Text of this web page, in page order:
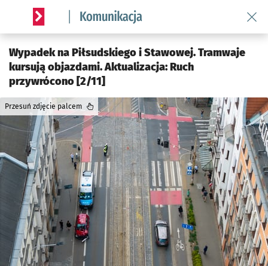
Serwis informacyjny wroclaw.pl podserwis: Komunikacja
Wypadek na Piłsudskiego i Stawowej. Tramwaje
kursują objazdami. Aktualizacja: Ruch
przywrócono [2/11]
Przesuń zdjęcie palcem